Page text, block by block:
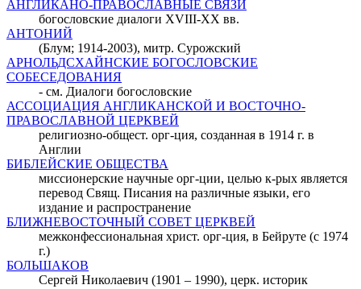
АНГЛИКАНО-ПРАВОСЛАВНЫЕ СВЯЗИ
богословские диалоги XVIII-XX вв.
АНТОНИЙ
(Блум; 1914-2003), митр. Сурожский
АРНОЛЬДСХАЙНСКИЕ БОГОСЛОВСКИЕ
СОБЕСЕДОВАНИЯ
- см. Диалоги богословские
АССОЦИАЦИЯ АНГЛИКАНСКОЙ И ВОСТОЧНО-
ПРАВОСЛАВНОЙ ЦЕРКВЕЙ
религиозно-общест. орг-ция, созданная в 1914 г. в
Англии
БИБЛЕЙСКИЕ ОБЩЕСТВА
миссионерские научные орг-ции, целью к-рых является
перевод Свящ. Писания на различные языки, его
издание и распространение
БЛИЖНЕВОСТОЧНЫЙ СОВЕТ ЦЕРКВЕЙ
межконфессиональная христ. орг-ция, в Бейруте (с 1974
г.)
БОЛЬШАКОВ
Сергей Николаевич (1901 – 1990), церк. историк